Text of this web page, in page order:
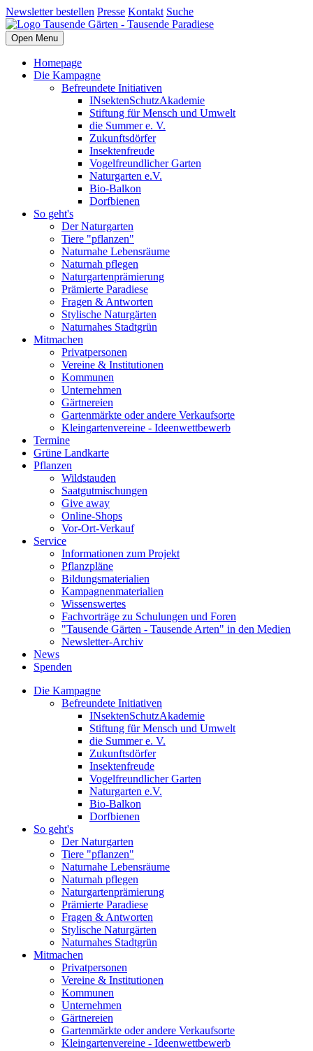
Newsletter bestellen Presse Kontakt Suche
Open Menu
Homepage
Die Kampagne
Befreundete Initiativen
INsektenSchutzAkademie
Stiftung für Mensch und Umwelt
die Summer e. V.
Zukunftsdörfer
Insektenfreude
Vogelfreundlicher Garten
Naturgarten e.V.
Bio-Balkon
Dorfbienen
So geht's
Der Naturgarten
Tiere "pflanzen"
Naturnahe Lebensräume
Naturnah pflegen
Naturgartenprämierung
Prämierte Paradiese
Fragen & Antworten
Stylische Naturgärten
Naturnahes Stadtgrün
Mitmachen
Privatpersonen
Vereine & Institutionen
Kommunen
Unternehmen
Gärtnereien
Gartenmärkte oder andere Verkaufsorte
Kleingartenvereine - Ideenwettbewerb
Termine
Grüne Landkarte
Pflanzen
Wildstauden
Saatgutmischungen
Give away
Online-Shops
Vor-Ort-Verkauf
Service
Informationen zum Projekt
Pflanzpläne
Bildungsmaterialien
Kampagnenmaterialien
Wissenswertes
Fachvorträge zu Schulungen und Foren
"Tausende Gärten - Tausende Arten" in den Medien
Newsletter-Archiv
News
Spenden
Die Kampagne
Befreundete Initiativen
INsektenSchutzAkademie
Stiftung für Mensch und Umwelt
die Summer e. V.
Zukunftsdörfer
Insektenfreude
Vogelfreundlicher Garten
Naturgarten e.V.
Bio-Balkon
Dorfbienen
So geht's
Der Naturgarten
Tiere "pflanzen"
Naturnahe Lebensräume
Naturnah pflegen
Naturgartenprämierung
Prämierte Paradiese
Fragen & Antworten
Stylische Naturgärten
Naturnahes Stadtgrün
Mitmachen
Privatpersonen
Vereine & Institutionen
Kommunen
Unternehmen
Gärtnereien
Gartenmärkte oder andere Verkaufsorte
Kleingartenvereine - Ideenwettbewerb